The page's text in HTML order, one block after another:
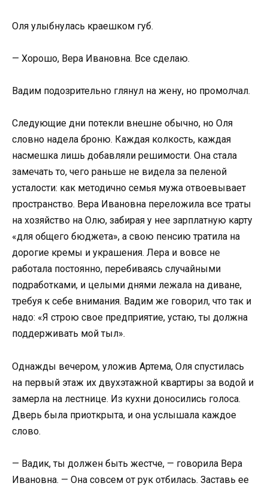
Оля улыбнулась краешком губ.
— Хорошо, Вера Ивановна. Все сделаю.
Вадим подозрительно глянул на жену, но промолчал.
Следующие дни потекли внешне обычно, но Оля
словно надела броню. Каждая колкость, каждая
насмешка лишь добавляли решимости. Она стала
замечать то, чего раньше не видела за пеленой
усталости: как методично семья мужа отвоевывает
пространство. Вера Ивановна переложила все траты
на хозяйство на Олю, забирая у нее зарплатную карту
«для общего бюджета», а свою пенсию тратила на
дорогие кремы и украшения. Лера и вовсе не
работала постоянно, перебиваясь случайными
подработками, и целыми днями лежала на диване,
требуя к себе внимания. Вадим же говорил, что так и
надо: «Я строю свое предприятие, устаю, ты должна
поддерживать мой тыл».
Однажды вечером, уложив Артема, Оля спустилась
на первый этаж их двухэтажной квартиры за водой и
замерла на лестнице. Из кухни доносились голоса.
Дверь была приоткрыта, и она услышала каждое
слово.
— Вадик, ты должен быть жестче, — говорила Вера
Ивановна. — Она совсем от рук отбилась. Заставь ее